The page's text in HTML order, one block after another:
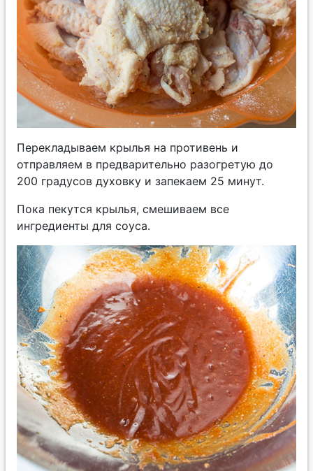
Перекладываем крылья на противень и
отправляем в предварительно разогретую до
200 градусов духовку и запекаем 25 минут.
Пока пекутся крылья, смешиваем все
ингредиенты для соуса.